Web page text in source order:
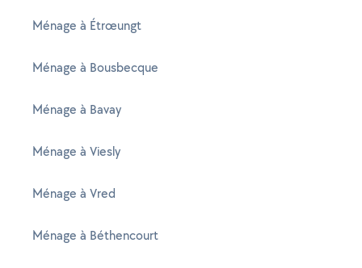
Ménage à Étrœungt
Ménage à Bousbecque
Ménage à Bavay
Ménage à Viesly
Ménage à Vred
Ménage à Béthencourt